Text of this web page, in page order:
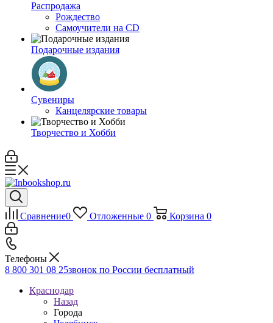
Распродажа
Рождество
Самоучители на CD
Подарочные издания
Сувениры
Канцелярские товары
Творчество и Хобби
Сравнение0 Отложенные 0 Корзина 0
Телефоны
8 800 301 08 25звонок по России бесплатный
Краснодар
Назад
Города